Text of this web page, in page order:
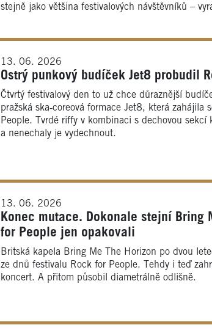
stejně jako většina festivalových návštěvníků –
13. 06. 2026
Ostrý punkový budíček Jet8 probudil
Čtvrtý festivalový den to už chce důraznější
pražská ska‑coreová formace Jet8, která zahájila
People. Tvrdé riffy v kombinaci s dechovou
a nenechaly je vydechnout.
13. 06. 2026
Konec mutace. Dokonale stejní Bring
for People jen opakovali
Britská kapela Bring Me The Horizon po dvou
ze dnů festivalu Rock for People. Tehdy i teď
koncert. A přitom působil diametrálně odlišně.